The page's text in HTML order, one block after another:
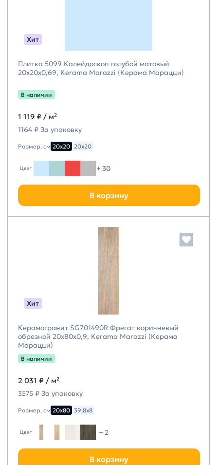
Хит
Плитка 5099 Калейдоскоп голубой матовый
20x20x0,69, Kerama Marazzi (Керама Марацци)
В наличии
1 119 ₽ / м²
1164 ₽ За упаковку
Размер, см 20х20 20х20
Цвет + 30
В корзину
Хит
Керамогранит SG701490R Фрегат коричневый
обрезной 20x80x0,9, Kerama Marazzi (Керама
Марацци)
В наличии
2 031 ₽ / м²
3575 ₽ За упаковку
Размер, см 20х80 39,8х8
Цвет + 2
В корзину